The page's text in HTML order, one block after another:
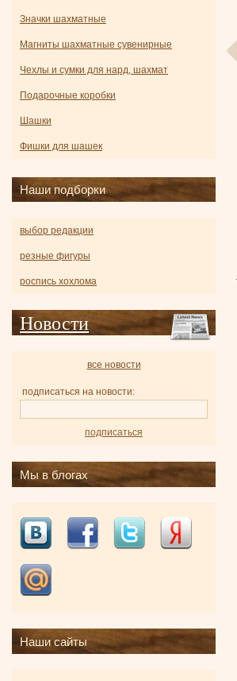
1 190
Подробнее
Значки шахматные
Магниты шахматные сувенирные
Чехлы и сумки для нард, шахмат
Подарочные коробки
Шашки
Фишки для шашек
Наши подборки
выбор редакции
резные фигуры
роспись хохлома
Новости
все новости
подписаться на новости:
подписаться
Мы в блогах
Наши сайты